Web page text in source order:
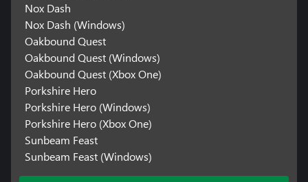
Nox Dash
Nox Dash (Windows)
Oakbound Quest
Oakbound Quest (Windows)
Oakbound Quest (Xbox One)
Porkshire Hero
Porkshire Hero (Windows)
Porkshire Hero (Xbox One)
Sunbeam Feast
Sunbeam Feast (Windows)